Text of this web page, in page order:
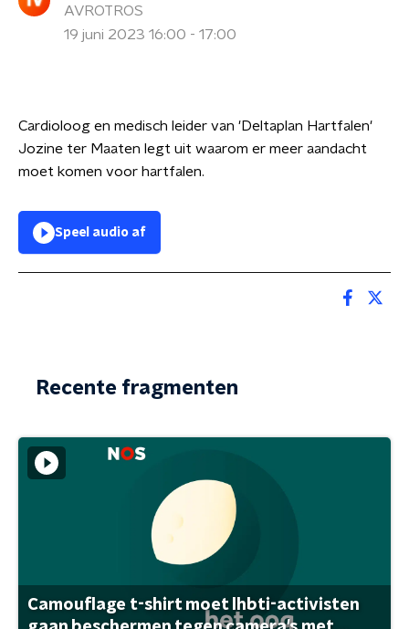
AVROTROS
19 juni 2023 16:00 - 17:00
Cardioloog en medisch leider van 'Deltaplan Hartfalen'
Jozine ter Maaten legt uit waarom er meer aandacht
moet komen voor hartfalen.
Speel audio af
Recente fragmenten
Camouflage t-shirt moet lhbti-activisten